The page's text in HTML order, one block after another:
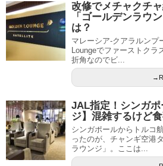
改修でメチャクチ
「ゴールデンラウ
は？
マレーシア-クアラルンプ
Loungeでファーストクラ
折角なのでビ...
JAL指定！シンガ
ジ】混雑するけど
シンガポールからトルコ
ったのが、チャンギ空港
ラウンジ」。ここは...